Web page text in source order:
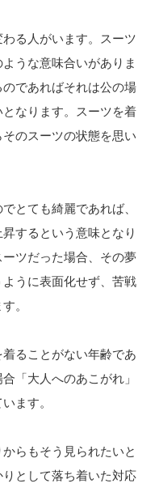
る人がいます。スーツ
うな意味合いがありま
であればそれは公の場
なります。スーツを着
のスーツの状態を思い
とても綺麗であれば、
するという意味となり
ツだった場合、その夢
うに表面化せず、苦戦
。
ることがない年齢であ
「大人へのあこがれ」
ます。
らもそう見られたいと
として落ち着いた対応